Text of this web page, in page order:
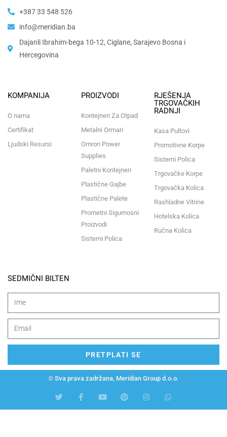
+387 33 548 526
info@meridian.ba
Dajanli Ibrahim-bega 10-12, Ciglane, Sarajevo Bosna i
Hercegovina​
KOMPANIJA
O nama
Certifikat
Ljudski Resursi
PROIZVODI
Kontejneri Za Otpad
Metalni Ormari
Omron Power
Supplies
Paletni Kontejneri
Plastične Gajbe
Plastične Palete
Prometni Sigurnosni
Proizvodi
Sistemi Polica
RJEŠENJA
TRGOVAČKIH
RADNJI
Kasa Pultovi
Promotivne Korpe
Sistemi Polica
Trgovačke Korpe
Trgovačka Kolica
Rashladne Vitrine
Hotelska Kolica
Ručna Kolica
SEDMIČNI BILTEN
PRETPLATI SE
© Sva prava zadržana, Meridian Group d.o.o.